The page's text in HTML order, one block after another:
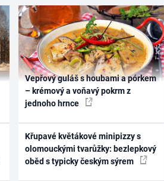
Vepřový guláš s houbami a pórkem
– krémový a voňavý pokrm z
jednoho hrnce
Křupavé květákové minipizzy s
olomouckými tvarůžky: bezlepkový
oběd s typicky českým sýrem